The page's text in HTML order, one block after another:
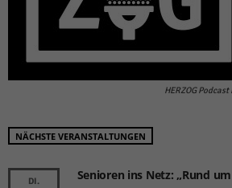
HERZOG Podcast
NÄCHSTE VERANSTALTUNGEN
DI. Senioren ins Netz: „Rund um